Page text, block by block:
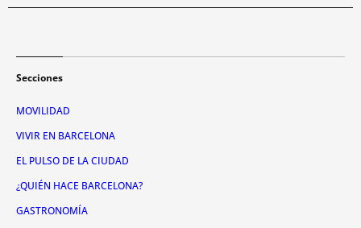
Secciones
MOVILIDAD
VIVIR EN BARCELONA
EL PULSO DE LA CIUDAD
¿QUIÉN HACE BARCELONA?
GASTRONOMÍA